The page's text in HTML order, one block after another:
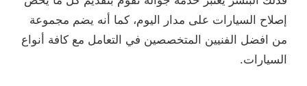
إصلاح السيارات على مدار اليوم، كما أنه يضم مجموعة
من افضل الفنيين المتخصصين في التعامل مع كافة أنواع
السيارات.